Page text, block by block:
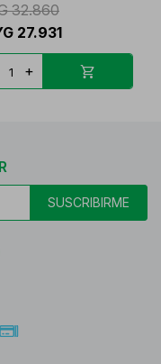
32.860
27.931
+
SUSCRIBIRME